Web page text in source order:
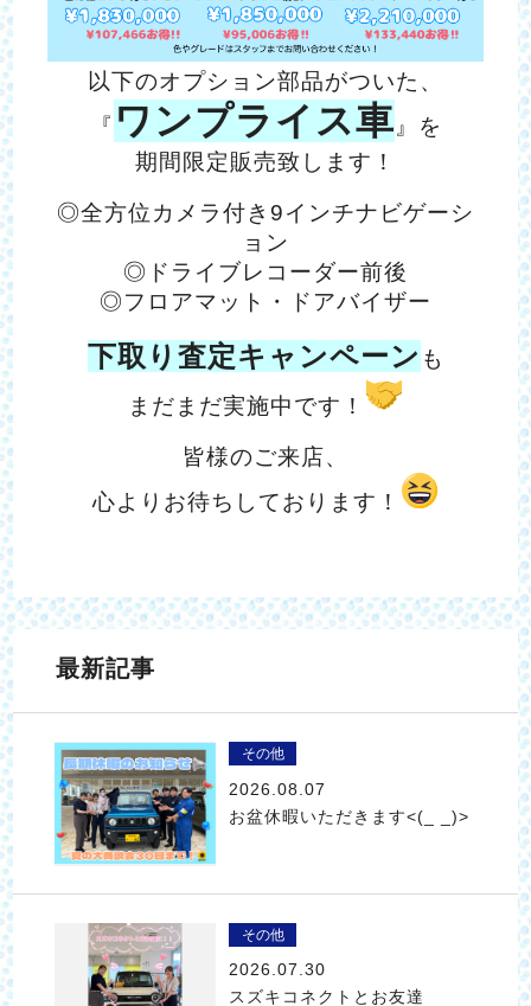
以下のオプション部品がついた、
『 ワンプライス車 』を
期間限定販売致します！
◎全方位カメラ付き9インチナビゲーシ
ョン
◎ドライブレコーダー前後
◎フロアマット・ドアバイザー
下取り査定キャンペーン も
まだまだ実施中です！
皆様のご来店、
心よりお待ちしております！
最新記事
その他
2026.08.07
お盆休暇いただきます<(_ _)>
その他
2026.07.30
スズキコネクトとお友達